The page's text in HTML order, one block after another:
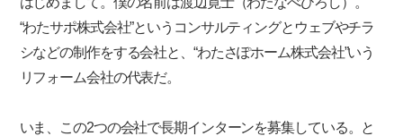
“わたサポ株式会社”というコンサルティングとウェブやチラ
シなどの制作をする会社と、“わたさぽホーム株式会社”いう
リフォーム会社の代表だ。
いま、この2つの会社で長期インターンを募集している。と